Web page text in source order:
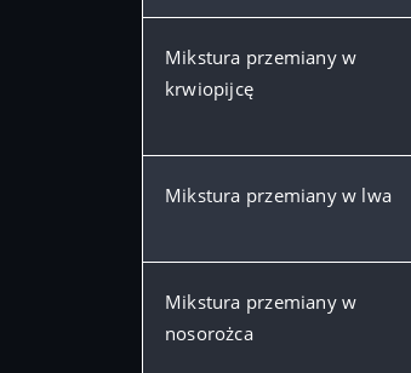
Mikstura przemiany w
krwiopijcę
Mikstura przemiany w lwa
Mikstura przemiany w
nosorożca